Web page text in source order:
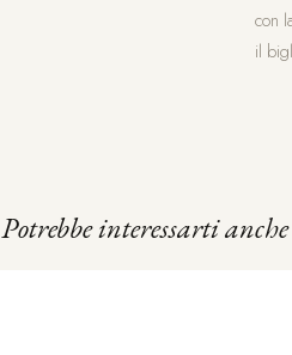
con
il
Potrebbe interessarti anche